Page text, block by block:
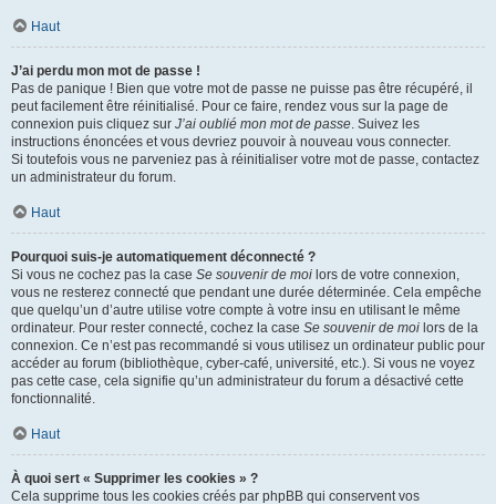
Haut
J’ai perdu mon mot de passe !
Pas de panique ! Bien que votre mot de passe ne puisse pas être récupéré, il
peut facilement être réinitialisé. Pour ce faire, rendez vous sur la page de
connexion puis cliquez sur J’ai oublié mon mot de passe. Suivez les
instructions énoncées et vous devriez pouvoir à nouveau vous connecter.
Si toutefois vous ne parveniez pas à réinitialiser votre mot de passe, contactez
un administrateur du forum.
Haut
Pourquoi suis-je automatiquement déconnecté ?
Si vous ne cochez pas la case Se souvenir de moi lors de votre connexion,
vous ne resterez connecté que pendant une durée déterminée. Cela empêche
que quelqu’un d’autre utilise votre compte à votre insu en utilisant le même
ordinateur. Pour rester connecté, cochez la case Se souvenir de moi lors de la
connexion. Ce n’est pas recommandé si vous utilisez un ordinateur public pour
accéder au forum (bibliothèque, cyber-café, université, etc.). Si vous ne voyez
pas cette case, cela signifie qu’un administrateur du forum a désactivé cette
fonctionnalité.
Haut
À quoi sert « Supprimer les cookies » ?
Cela supprime tous les cookies créés par phpBB qui conservent vos